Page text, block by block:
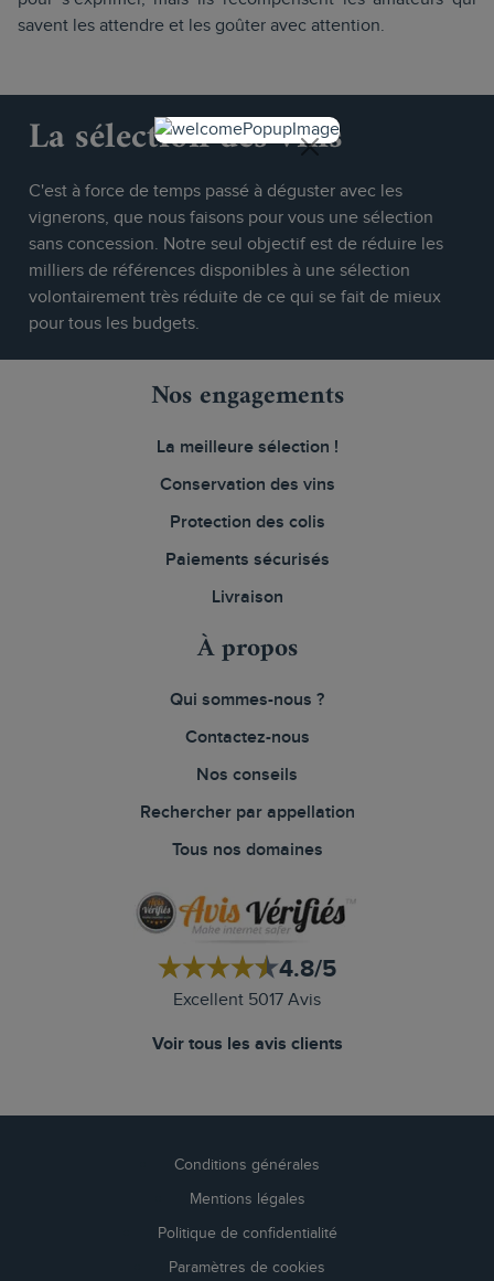
savent les attendre et les goûter avec attention.
La sélection des vins
C'est à force de temps passé à déguster avec les
vignerons, que nous faisons pour vous une sélection
sans concession. Notre seul objectif est de réduire les
milliers de références disponibles à une sélection
volontairement très réduite de ce qui se fait de mieux
pour tous les budgets.
Nos engagements
La meilleure sélection !
Conservation des vins
Protection des colis
Paiements sécurisés
Livraison
À propos
Qui sommes-nous ?
Contactez-nous
Nos conseils
Rechercher par appellation
Tous nos domaines
4.8/5
Excellent 5017 Avis
Voir tous les avis clients
Conditions générales
Mentions légales
Politique de confidentialité
Paramètres de cookies